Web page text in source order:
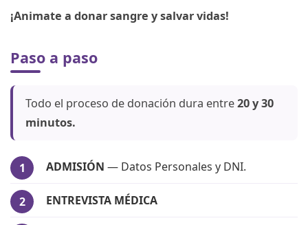
¡Animate a donar sangre y salvar vidas!
Paso a paso
Todo el proceso de donación dura entre20 y 30
minutos.
ADMISIÓN — Datos Personales y DNI.
ENTREVISTA MÉDICA